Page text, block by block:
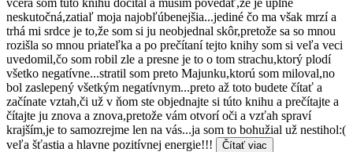
neskutočná,zatiaľ moja najobľúbenejšia...jediné čo ma však mrzí a
trhá mi srdce je to,že som si ju neobjednal skôr,pretože sa so mnou
rozišla so mnou priateľka a po prečítaní tejto knihy som si veľa veci
uvedomil,čo som robil zle a presne je to o tom strachu,ktorý plodí
všetko negatívne...stratil som preto Majunku,ktorú som miloval,no
bol zaslepený všetkým negatívnym...preto až toto budete čítať a
začínate vztah,či už v ňom ste objednajte si túto knihu a prečítajte a
čítajte ju znova a znova,pretože vám otvorí oči a vzťah spraví
krajším,je to samozrejme len na vás...ja som to bohužial už nestihol:(
veľa šťastia a hlavne pozitívnej energie!!!
Čítať viac